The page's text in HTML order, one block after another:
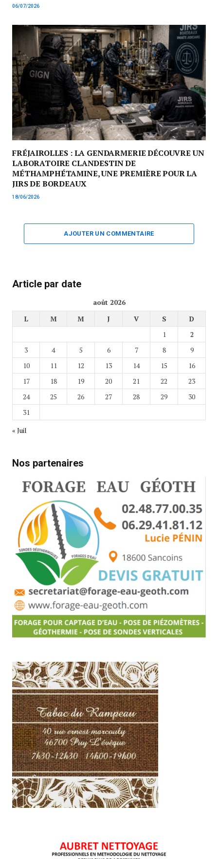
06/07/2026
FRÉJAIROLLES : LA GENDARMERIE DÉCOUVRE UN
LABORATOIRE CLANDESTIN DE
MÉTHAMPHÉTAMINE, UNE PREMIÈRE POUR LA
JIRS DE BORDEAUX
18/06/2026
AJOUTER UN COMMENTAIRE
Article par date
août 2026
L
M M J V S
D
1
2
3
4 5 6 7 8
9
10
11 12 13 14 15
16
17
18 19 20 21 22
23
24
25 26 27 28 29
30
31
« Juil
Nos partenaires